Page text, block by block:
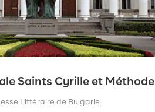
Saints Cyrille et Méthode
Littéraire de Bulgarie.